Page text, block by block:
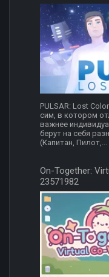
PULSAR: Lost
сим, в котором
важнее
берут на себя
(Капитан, Пилот,...
On-Together:
23571982